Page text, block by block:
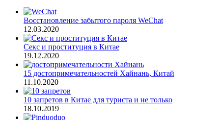
Восстановление забытого пароля WeChat
12.03.2020
Секс и проституция в Китае
19.12.2020
15 достопримечательностей Хайнань, Китай
11.10.2020
10 запретов в Китае для туриста и не только
18.10.2019